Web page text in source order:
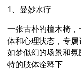
1、曼妙水疗
一张古朴的檀木椅
体和心理状态，专
如梦似幻的场景和
特的肢体诠释下